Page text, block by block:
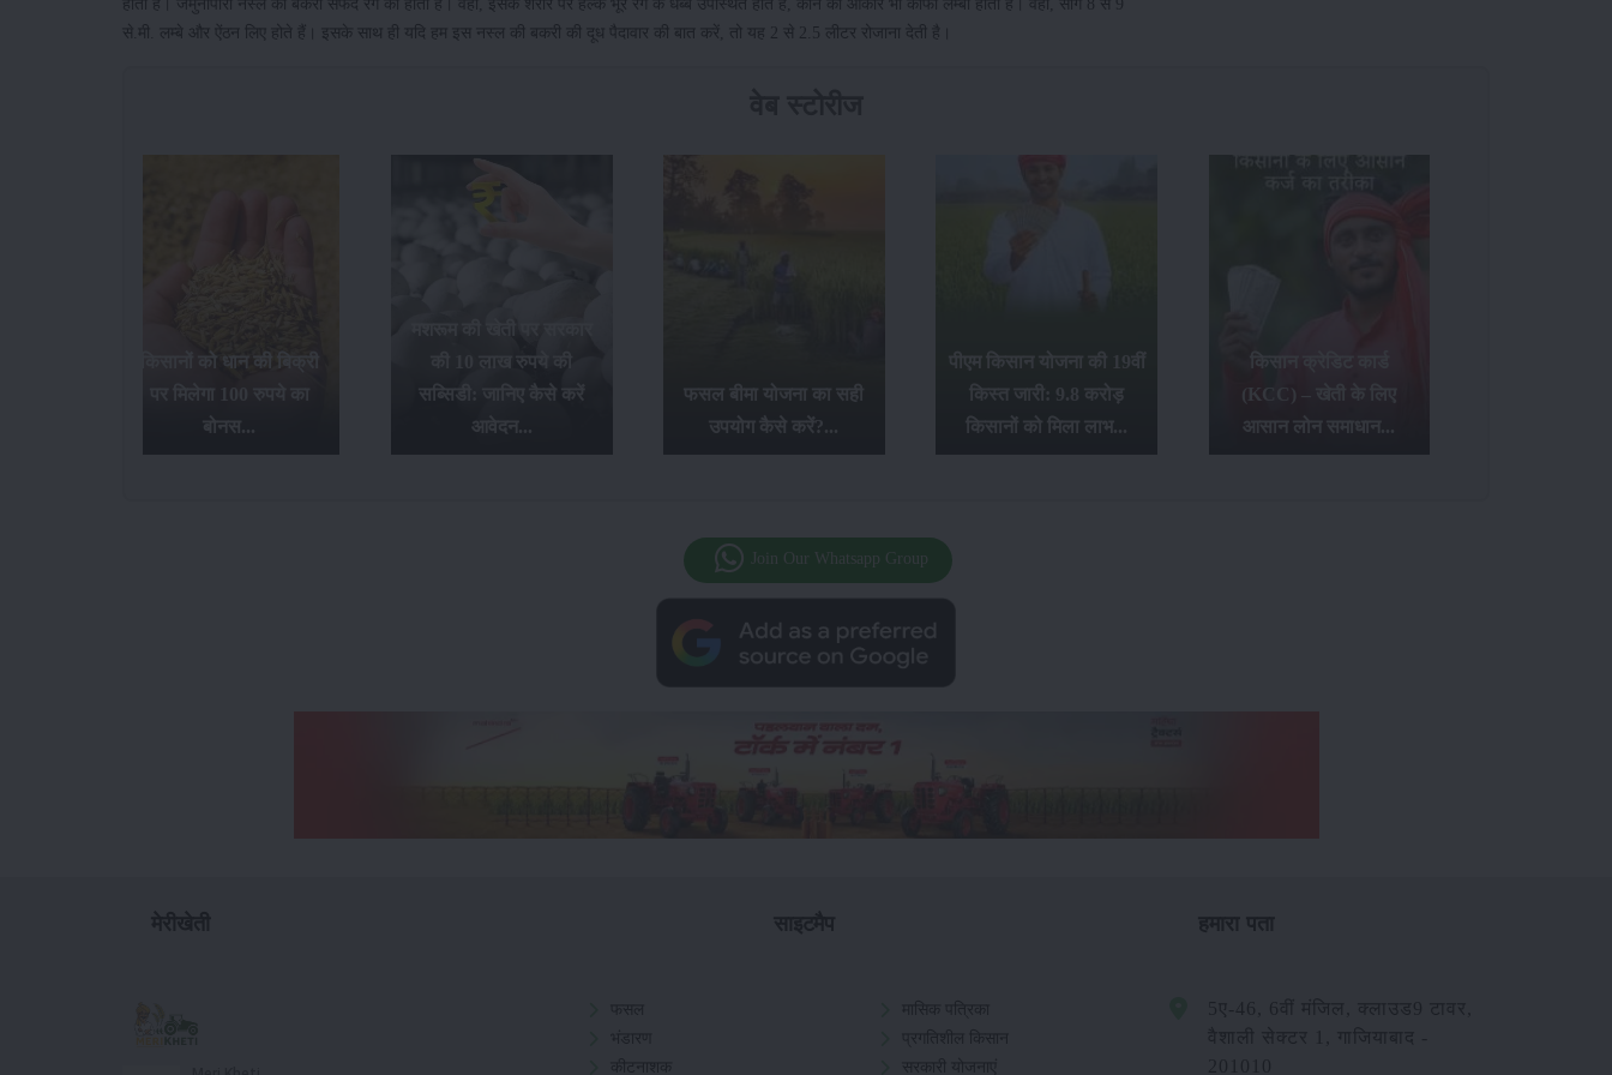
होती है। जमुनापारी नस्ल की बकरी सफेद रंग की होती है। वहीं, इसके शरीर पर हल्के भूरे रंग के धब्बे उपस्थित होते हैं, कान का आकार भी काफी लम्बा होता है। वहीं, सींग 8 से 9
से.मी. लम्बे और ऐंठन लिए होते हैं। इसके साथ ही यदि हम इस नस्ल की बकरी की दूध पैदावार की बात करें, तो यह 2 से 2.5 लीटर रोजाना देती है।
किसानों को धान की बिक्री
बोनस...
की 10 लाख रुपये की
सब्सिडी: जानिए कैसे करें
आवेदन...
फसल बीमा योजना का सही
उपयोग कैसे करें?...
पीएम किसान योजना की 19वीं
किस्त जारी: 9.8 करोड़
किसानों को मिला लाभ...
किसान क्रेडिट कार्ड
(KCC) – खेती के लिए
आसान लोन समाधान...
Join Our Whatsapp Group